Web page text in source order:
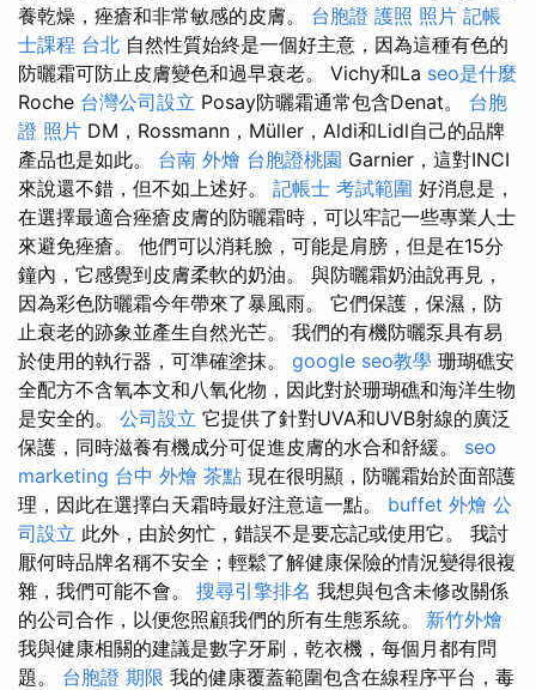
養乾燥，痤瘡和非常敏感的皮膚。 台胞證 護照 照片 記帳
士課程 台北 自然性質始終是一個好主意，因為這種有色的
防曬霜可防止皮膚變色和過早衰老。 Vichy和La seo是什麼
Roche 台灣公司設立 Posay防曬霜通常包含Denat。 台胞
證 照片 DM，Rossmann，Müller，Aldi和Lidl自己的品牌
產品也是如此。 台南 外燴 台胞證桃園 Garnier，這對INCI
來說還不錯，但不如上述好。 記帳士 考試範圍 好消息是，
在選擇最適合痤瘡皮膚的防曬霜時，可以牢記一些專業人士
來避免痤瘡。 他們可以消耗臉，可能是肩膀，但是在15分
鐘內，它感覺到皮膚柔軟的奶油。 與防曬霜奶油說再見，
因為彩色防曬霜今年帶來了暴風雨。 它們保護，保濕，防
止衰老的跡象並產生自然光芒。 我們的有機防曬泵具有易
於使用的執行器，可準確塗抹。 google seo教學 珊瑚礁安
全配方不含氧本文和八氧化物，因此對於珊瑚礁和海洋生物
是安全的。 公司設立 它提供了針對UVA和UVB射線的廣泛
保護，同時滋養有機成分可促進皮膚的水合和舒緩。 seo
marketing 台中 外燴 茶點 現在很明顯，防曬霜始於面部護
理，因此在選擇白天霜時最好注意這一點。 buffet 外燴 公
司設立 此外，由於匆忙，錯誤不是要忘記或使用它。 我討
厭何時品牌名稱不安全；輕鬆了解健康保險的情況變得很複
雜，我們可能不會。 搜尋引擎排名 我想與包含未修改關係
的公司合作，以便您照顧我們的所有生態系統。 新竹外燴
我與健康相關的建議是數字牙刷，乾衣機，每個月都有問
題。 台胞證 期限 我的健康覆蓋範圍包含在線程序平台，毒